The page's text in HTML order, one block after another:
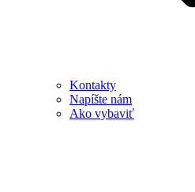
Kontakty
Napíšte nám
Ako vybaviť